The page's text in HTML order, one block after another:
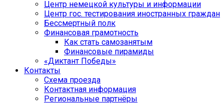
Центр немецкой культуры и информации
Центр гос. тестирования иностранных граждан
Бессмертный полк
Финансовая грамотность
Как стать самозанятым
Финансовые пирамиды
«Диктант Победы»
Контакты
Схема проезда
Контактная информация
Региональные партнёры